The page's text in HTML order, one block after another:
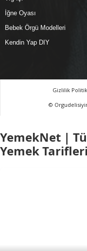
İğne Oyası
Bebek Örgü Modelleri
Kendin Yap DIY
Gizlilik
©
YemekNet |
Yemek Tarifleri